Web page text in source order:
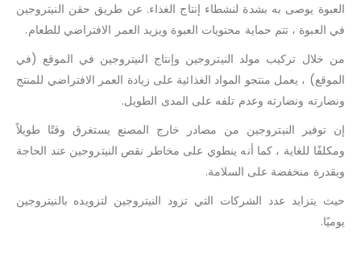
العبوة يوصى به بشدة لنشطاء إنتاج الغذاء. عن طريق حقن النيتروجين
في العبوة ، تتم حماية محتويات العبوة ويزيد العمر الافتراضي للطعام.
من خلال تركيب مولد النيتروجين وإنتاج النيتروجين في الموقع (في
الموقع) ، يعمل منتجو المواد الغذائية على زيادة العمر الافتراضي للمنتج
ونضارته ونضارته وعدم تلفه على المدى الطويل.
إن توفير النيتروجين من مصادر خارج المصنع يستغرق وقتًا طويلاً
ومكلفًا للغاية ، كما أنه ينطوي على مخاطر نقص النيتروجين عند الحاجة
وبقدرة منخفضة على السلامة.
حیث يتزايد عدد الشركات التي تزود النيتروجين لتزويده بالنيتروجين
يوميًا.